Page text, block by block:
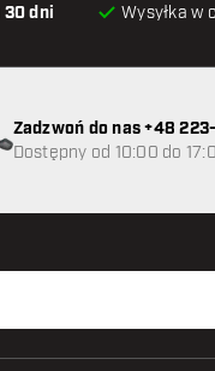
30 dni Wysyłka w
Zadzwoń do nas +48
89
Dostępny od 10:00 do